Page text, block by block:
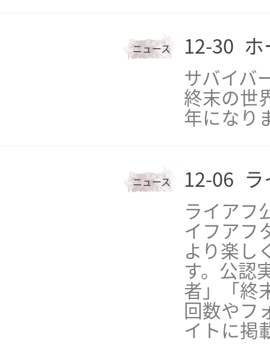
ニュース 12-30 ホ
サバイバ
終末の世
年になり
ニュース 12-06
ライアフ
イフアフ
より楽し
す。公認
者」「終
回数やフ
イトに掲